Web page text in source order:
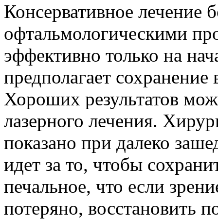
Консервативное лечение
офтальмологическими
эффективно только на
предполагает
Хороших результатов
лазерного лечения.
показано при далеко
идет за то, чтобы
печальное, что если
потеряно, восстановить